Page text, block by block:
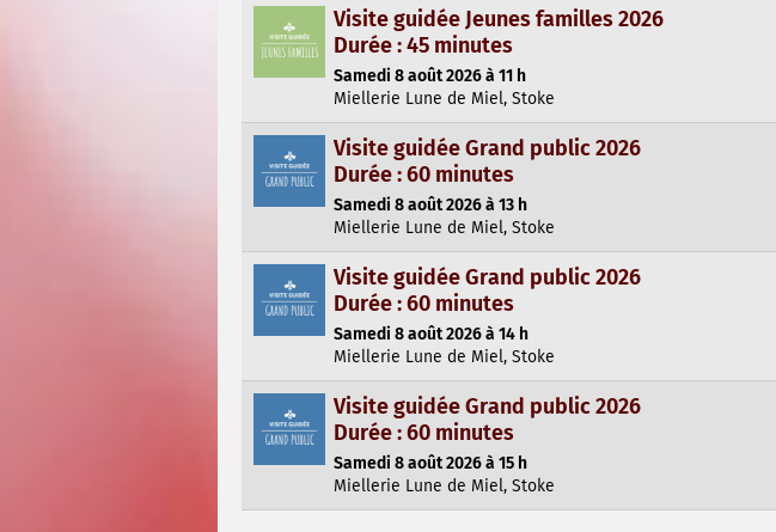
Visite guidée Jeunes familles 2026
Durée : 45 minutes
Samedi 8 août 2026 à 11 h
Miellerie Lune de Miel, Stoke
Visite guidée Grand public 2026
Durée : 60 minutes
Samedi 8 août 2026 à 13 h
Miellerie Lune de Miel, Stoke
Visite guidée Grand public 2026
Durée : 60 minutes
Samedi 8 août 2026 à 14 h
Miellerie Lune de Miel, Stoke
Visite guidée Grand public 2026
Durée : 60 minutes
Samedi 8 août 2026 à 15 h
Miellerie Lune de Miel, Stoke